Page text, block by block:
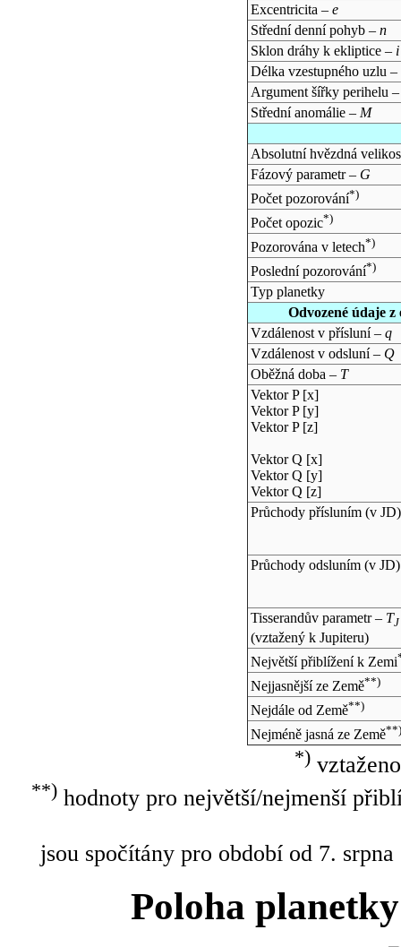
Excentricita – e
Střední denní pohyb – n
Sklon dráhy k ekliptice – i
Délka vzestupného uzlu –
Argument šířky perihelu
Střední anomálie – M
Absolutní hvězdná
Fázový parametr – G
Počet pozorování*)
Počet opozic*)
Pozorována v letech*)
Poslední pozorování*)
Typ planetky
Odvozené údaje
Vzdálenost v přísluní – q
Vzdálenost v odsluní – Q
Oběžná doba – T
Vektor P [x]
Vektor P [y]
Vektor P [z]
Vektor Q [x]
Vektor Q [y]
Vektor Q [z]
Průchody přísluním (v JD)
Průchody odsluním (v JD)
Tisserandův parametr – TJ
(vztažený k Jupiteru)
Největší přiblížení k Zemi
Nejjasnější ze Země**)
Nejdále od Země**)
Nejméně jasná ze Země**)
*)
**)hodnoty pro největší/nejmenší
jsou spočítány pro období od 7.
Poloha